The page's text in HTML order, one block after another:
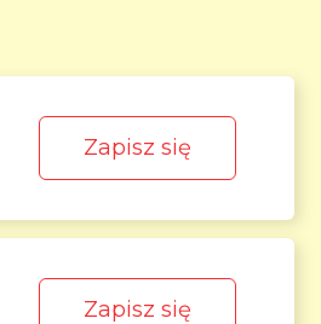
Zapisz się
Zapisz się